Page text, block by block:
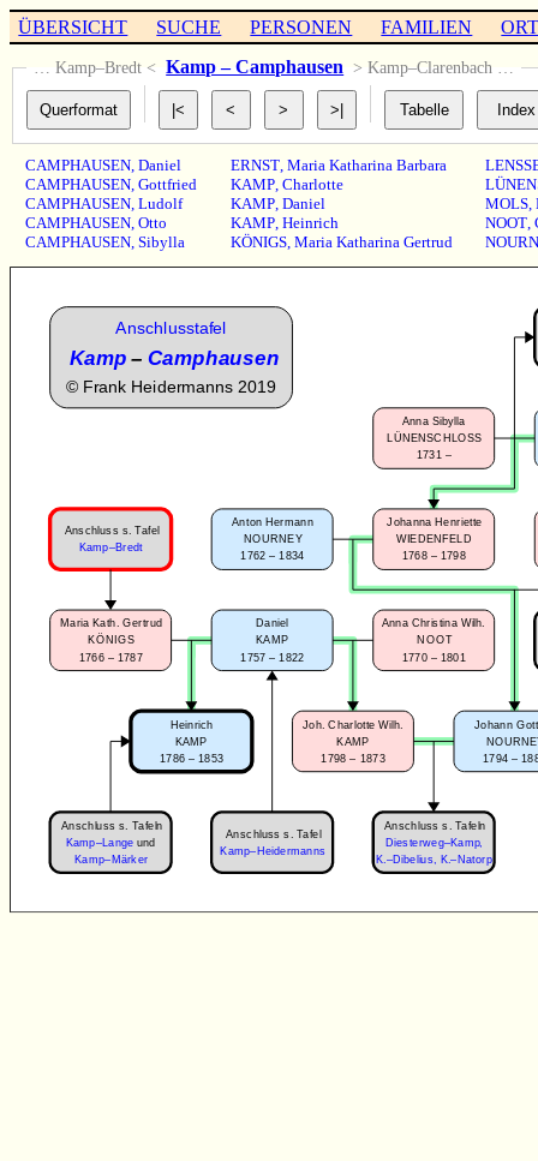
ÜBERSICHT SUCHE PERSONEN FAMILIEN
… Kamp–Bredt < Kamp – Camphausen > Kamp–Clarenbach …
CAMPHAUSEN,Daniel
CAMPHAUSEN,Gottfried
CAMPHAUSEN,Ludolf
CAMPHAUSEN,Otto
CAMPHAUSEN,Sibylla
ERNST, Maria Katharina Barbara
KAMP, Charlotte
KAMP, Daniel
KAMP, Heinrich
KÖNIGS, Maria Katharina Gertrud
MOLS,
NOOT,
Heinrich
KAMP
1786 – 1853
Daniel
KAMP
1757 – 1822
Maria Kath. Gertrud
KÖNIGS
1766 – 1787
Anna Christina Wilh.
NOOT
1770 – 1801
Joh. Charlotte Wilh.
KAMP
1798 – 1873
Johann
1794 –
Anton Hermann
NOURNEY
1762 – 1834
Johanna Henriette
WIEDENFELD
1768 – 1798
Anna Sibylla
LÜNENSCHLOSS
1731 –
Anschluss s. Tafel
Kamp–Heidermanns
Anschluss s. Tafeln
Kamp–Lange und
Kamp–Märker
Anschluss s. Tafel
Kamp–Bredt
Anschluss s. Tafeln
Diesterweg–Kamp,
K.–Dibelius K.–Natorp
Anschlusstafel
Kamp– Camphausen
© Frank Heidermanns 2019